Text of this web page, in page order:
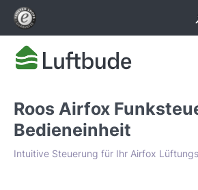
springen
Roos Airfox
Bedieneinheit
Intuitive Steuerung für Ihr Airfox